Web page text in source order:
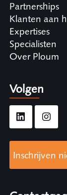
Partnerships
Klanten aan
Expertises
Specialisten
Over Ploum
Volgen
Inschrijven